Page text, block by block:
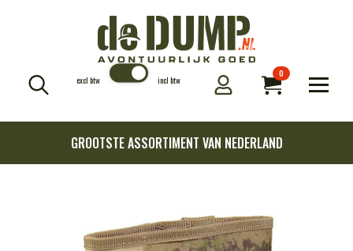
excl btw incl btw
0
GROOTSTE ASSORTIMENT VAN NEDERLAND